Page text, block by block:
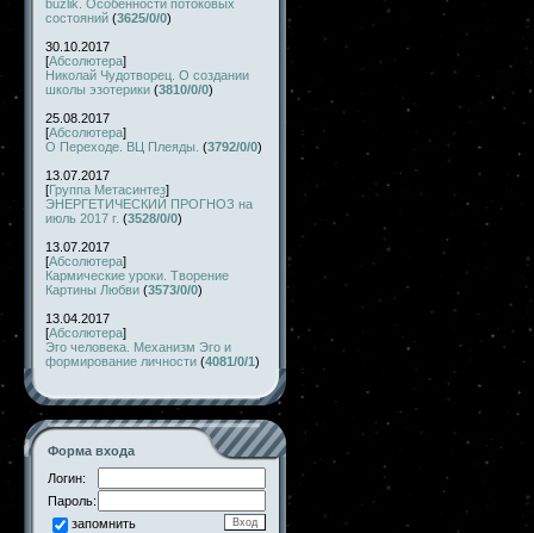
buzlik. Особенности потоковых
состояний (3625/0/0)
30.10.2017
[Абсолютера]
Николай Чудотворец. О создании
школы эзотерики (3810/0/0)
25.08.2017
[Абсолютера]
О Переходе. ВЦ Плеяды. (3792/0/0)
13.07.2017
[Группа Метасинтез]
ЭНЕРГЕТИЧЕСКИЙ ПРОГНОЗ на
июль 2017 г. (3528/0/0)
13.07.2017
[Абсолютера]
Кармические уроки. Творение
Картины Любви (3573/0/0)
13.04.2017
[Абсолютера]
Эго человека. Механизм Эго и
формирование личности (4081/0/1)
Форма входа
Логин:
Пароль:
запомнить